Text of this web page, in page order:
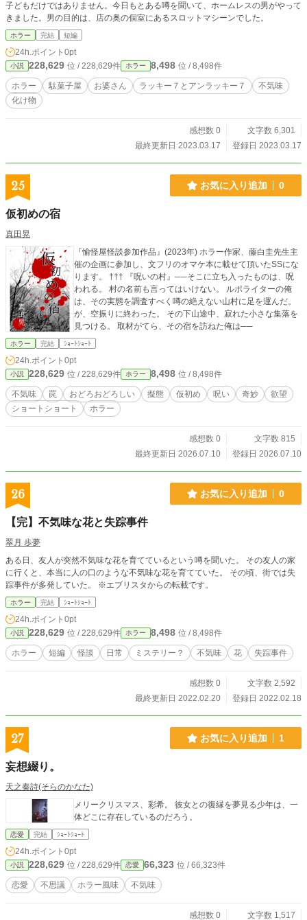
子どもだけではありません。今日もとある噂を聞いて、ホームレスの男がやって
きました。男の目的は、店の奥の個室にあるスロットマシーンでした。
ホラー 完結 短編
24h.ポイント 0pt
小説 228,629 位 / 228,629件 ホラー 8,498 位 / 8,498件
ホラー 駄菓子屋 お婆さん ラッキー７とアンラッキー７
不気味
化け物
感想数 0
文字数 6,301
最終更新日 2023.03.17
登録日 2023.03.17
25 お気に入り追加 0
仮初めの宿
真田晃
『愉怪屋怪談参加作品』(2023年) ホラー作家、藤白圭先生主
催の企画に参加し、文フリのオマケ本に載せて頂いたSSにな
ります。 ††† 『呪いの村』──そこに立ち入ったものは、呪
われる。 村の名前も言ってはいけない。 ルポライターの俺
は、その実態を調査すべく噂の絶えない山村に足を運んだ。
が、空振りに終わった。 その下山途中、寂れた小さな集落を
見つける。 取材がてら、その宿を訪ねた俺は──
ホラー 完結 ｼｮｰﾄｼｮｰﾄ
24h.ポイント 0pt
小説 228,629 位 / 228,629件 ホラー 8,498 位 / 8,498件
不気味 罠 おどろおどろしい 擬態 仮初め 呪い 奇妙
欲望
ショートショート
ホラー
感想数 0
文字数 815
最終更新日 2026.07.10
登録日 2026.07.10
26 お気に入り追加 0
【完】不気味な花と失踪事件
翠月 歩夢
ある日、友人が突然不気味な花を育てているという噂を聞いた。 その友人の家
に行くと、本当に人の口のような不気味な花を育てていた。 その頃、街では失
踪事件が多発していた。 ※エブリスタからの転載です。
ホラー 完結 ｼｮｰﾄｼｮｰﾄ
24h.ポイント 0pt
小説 228,629 位 / 228,629件 ホラー 8,498 位 / 8,498件
ホラー 短編 怪談 日常 ミステリー？ 不気味 花 失踪事件
感想数 0
文字数 2,592
最終更新日 2022.02.20
登録日 2022.02.18
27 お気に入り追加 1
妄想綴り。
天之奏詩(そらのかなた)
メリークリスマス、彩希。 彼女との復縁を夢見る少年は、一
体どこに存在しているのだろう。
恋愛 完結 ｼｮｰﾄｼｮｰﾄ
24h.ポイント 0pt
小説 228,629 位 / 228,629件 恋愛 66,323 位 / 66,323件
恋愛 不思議 ホラー風味 不気味
感想数 0 文字数 1,517